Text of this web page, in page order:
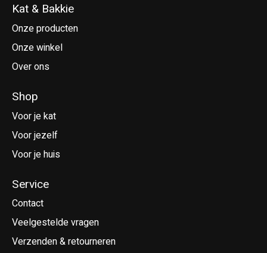
Kat & Bakkie
Onze producten
Onze winkel
Over ons
Shop
Voor je kat
Voor jezelf
Voor je huis
Service
Contact
Veelgestelde vragen
Verzenden & retourneren